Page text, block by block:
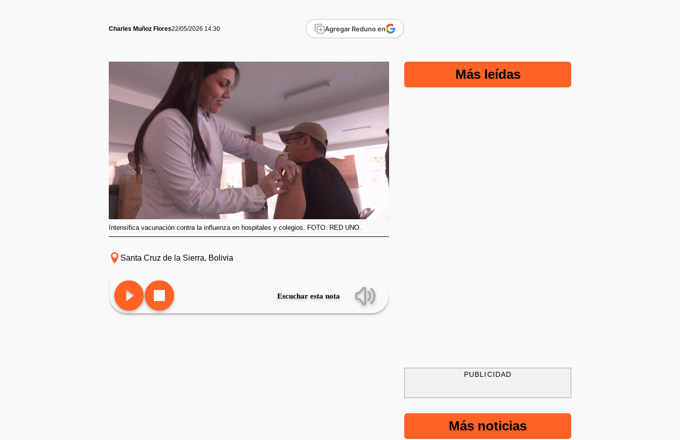
Charles Muñoz Flores22/05/2026 14:30 Agregar Reduno en
Intensifica vacunación contra la influenza en hospitales y colegios. FOTO: RED UNO.
Santa Cruz de la Sierra, Bolivia
Escuchar esta nota
Más leídas
PUBLICIDAD
Más noticias